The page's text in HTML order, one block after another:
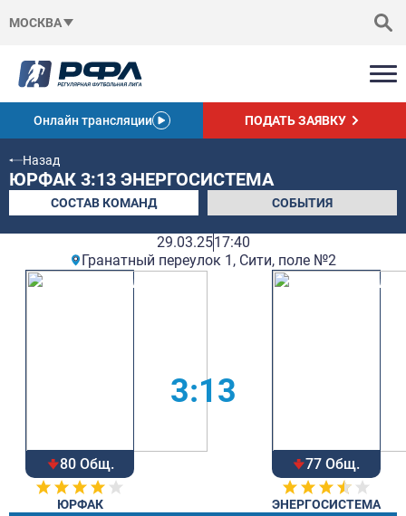
МОСКВА
Онлайн трансляции ПОДАТЬ ЗАЯВКУ
Назад
ЮРФАК 3:13 ЭНЕРГОСИСТЕМА
СОСТАВ КОМАНД СОБЫТИЯ
29.03.2517:40
Гранатный переулок 1, Сити, поле №2
80 Общ.
ЮРФАК
3:13
77 Общ.
ЭНЕРГОСИСТЕМА